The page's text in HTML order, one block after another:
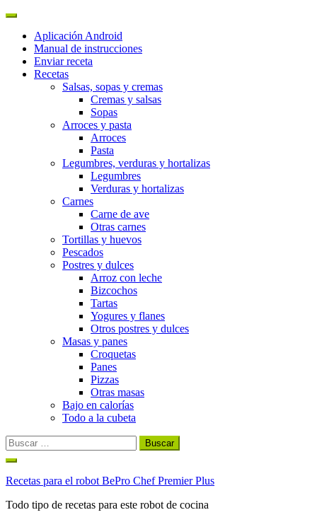
Aplicación Android
Manual de instrucciones
Enviar receta
Recetas
Salsas, sopas y cremas
Cremas y salsas
Sopas
Arroces y pasta
Arroces
Pasta
Legumbres, verduras y hortalizas
Legumbres
Verduras y hortalizas
Carnes
Carne de ave
Otras carnes
Tortillas y huevos
Pescados
Postres y dulces
Arroz con leche
Bizcochos
Tartas
Yogures y flanes
Otros postres y dulces
Masas y panes
Croquetas
Panes
Pizzas
Otras masas
Bajo en calorías
Todo a la cubeta
Buscar:
Ir
contenido
Recetas para el robot BePro Chef Premier Plus
Todo tipo de recetas para este robot de cocina